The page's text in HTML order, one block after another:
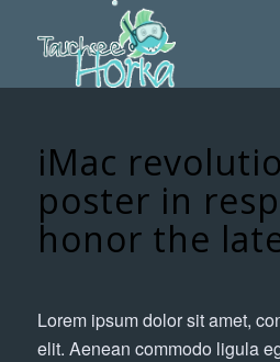
iMac
poster in
honor the
Lorem ipsum dolor sit amet,
elit. Aenean commodo ligula